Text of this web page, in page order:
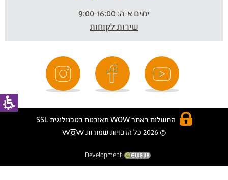
ימים א-ה:
שירות לקוחות
התשלום באתר WOW מאובטח בטכנולוגית SSL
© 2026 כל הזכויות שמורות
Development: